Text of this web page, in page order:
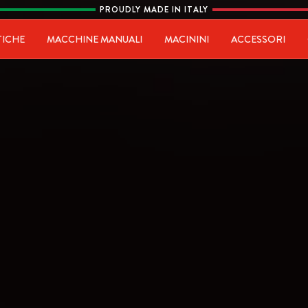
PROUDLY MADE IN ITALY
MACCHINE MANUALI MACININI ACCESSORI